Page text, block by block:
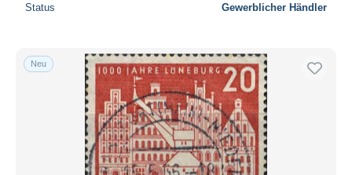
Status Gewerblicher Händler
Neu